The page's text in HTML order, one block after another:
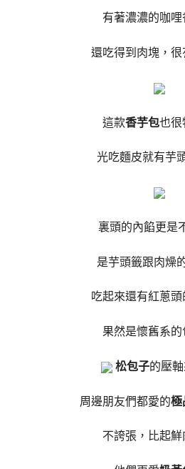
有著濃濃的咖哩
還吃得到肉塊，很
這款香芋包也很
光吃麵皮就有芋
裏頭的內餡更是
是芋頭籤跟肉燥
吃起來還有紅蔥頭
果然是懷舊系的
松包子的壓軸
周邊朋友們都愛的極
不誇張，比起鮮